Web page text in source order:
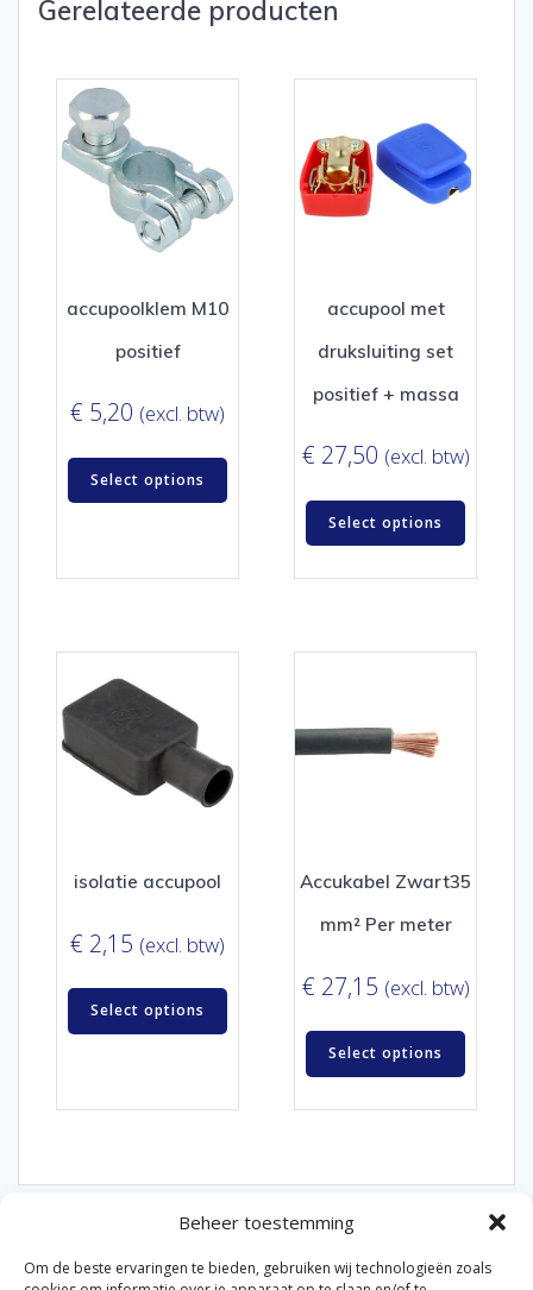
Beheer toestemming
Om de beste ervaringen te bieden, gebruiken wij technologieën zoals
Gerelateerde producten
accupoolklem M10
positief
€ 5,20 (excl. btw)
Select options
accupool met
druksluiting set
positief + massa
€ 27,50 (excl. btw)
Select options
isolatie accupool
€ 2,15 (excl. btw)
Select options
Accukabel Zwart35
mm² Per meter
€ 27,15 (excl. btw)
Select options